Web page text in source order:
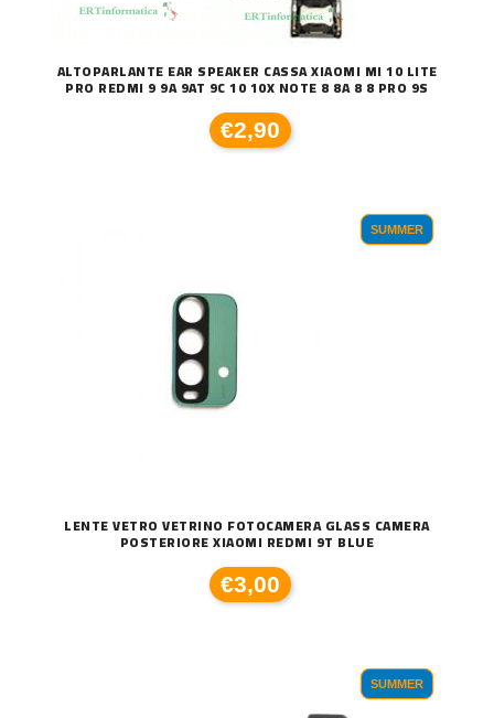
ALTOPARLANTE EAR SPEAKER CASSA XIAOMI MI 10 LITE
PRO REDMI 9 9A 9AT 9C 10 10X NOTE 8 8A 8 8 PRO 9S
€2,90
SUMMER
LENTE VETRO VETRINO FOTOCAMERA GLASS CAMERA
POSTERIORE XIAOMI REDMI 9T BLUE
€3,00
SUMMER